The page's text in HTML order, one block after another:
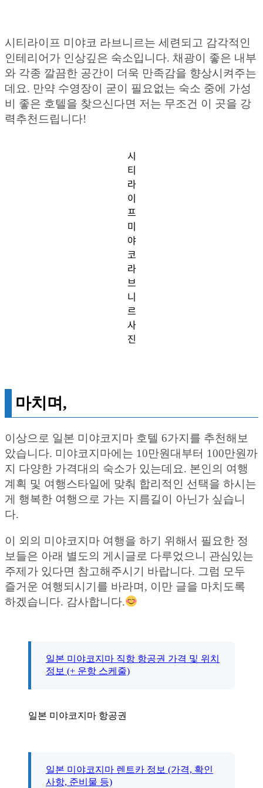
시티라이프 미야코 라브니르는 세련되고 감각적인
인테리어가 인상깊은 숙소입니다. 채광이 좋은 내부
와 각종 깔끔한 공간이 더욱 만족감을 향상시켜주는
데요. 만약 수영장이 굳이 필요없는 숙소 중에 가성
비 좋은 호텔을 찾으신다면 저는 무조건 이 곳을 강
력추천드립니다!
시
티
라
이
프
미
야
코
라
브
니
르
사
진
마치며,
이상으로 일본 미야코지마 호텔 6가지를 추천해보
았습니다. 미야코지마에는 10만원대부터 100만원까
지 다양한 가격대의 숙소가 있는데요. 본인의 여행
계획 및 여행스타일에 맞춰 합리적인 선택을 하시는
게 행복한 여행으로 가는 지름길이 아닌가 싶습니
다.
이 외의 미야코지마 여행을 하기 위해서 필요한 정
보들은 아래 별도의 게시글로 다루었으니 관심있는
주제가 있다면 참고해주시기 바랍니다. 그럼 모두
즐거운 여행되시기를 바라며, 이만 글을 마치도록
하겠습니다. 감사합니다.
일본 미야코지마 직항 항공권 가격 및 위치
정보 (+ 운항 스케줄)
일본 미야코지마 항공권
일본 미야코지마 렌트카 정보 (가격, 확인
사항, 준비물 등)